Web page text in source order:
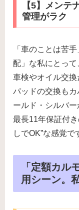
【5】メンテ
管理がラク
「車のことは苦
配」な私にとって
車検やオイル交
パッドの交換も
ールド・シルバー
最長11年保証付
しでOK”な感覚で
「定額カル
用シーン。